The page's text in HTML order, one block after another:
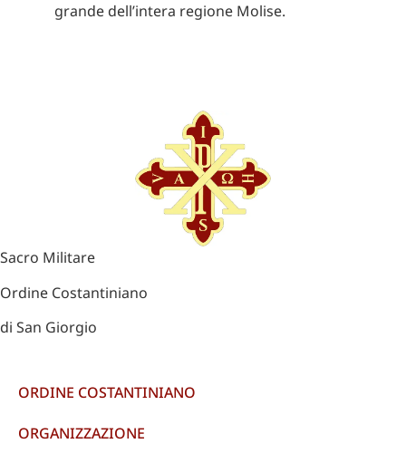
grande dell’intera regione Molise.
Sacro Militare
Ordine Costantiniano
di San Giorgio
ORDINE COSTANTINIANO
ORGANIZZAZIONE